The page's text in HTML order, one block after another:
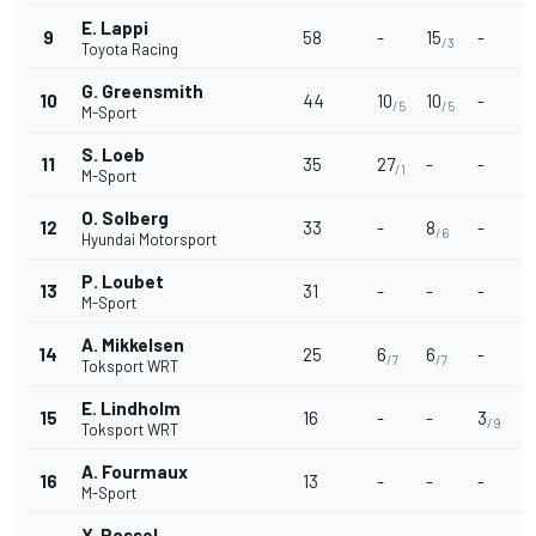
9 E. Lappi
Toyota Racing
58 - 15/3 -
10 G. Greensmith
M-Sport
44 10/5 10/5 -
11 S. Loeb
M-Sport
35 27/1 - -
12 O. Solberg
Hyundai Motorsport
33 - 8/6 -
13 P. Loubet
M-Sport
31 - - -
14 A. Mikkelsen
Toksport WRT
25 6/7 6/7 -
15 E. Lindholm
Toksport WRT
16 - - 3/9
16 A. Fourmaux
M-Sport
13 - - -